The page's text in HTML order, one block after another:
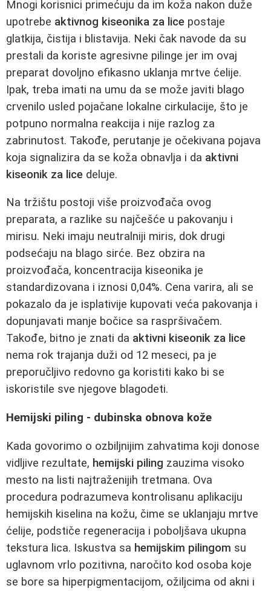
Mnogi korisnici primećuju da im koža nakon duže
upotrebe aktivnog kiseonika za lice postaje
glatkija, čistija i blistavija. Neki čak navode da su
prestali da koriste agresivne pilinge jer im ovaj
preparat dovoljno efikasno uklanja mrtve ćelije.
Ipak, treba imati na umu da se može javiti blago
crvenilo usled pojačane lokalne cirkulacije, što je
potpuno normalna reakcija i nije razlog za
zabrinutost. Takođe, perutanje je očekivana pojava
koja signalizira da se koža obnavlja i da aktivni
kiseonik za lice deluje.
Na tržištu postoji više proizvođača ovog
preparata, a razlike su najčešće u pakovanju i
mirisu. Neki imaju neutralniji miris, dok drugi
podsećaju na blago sirće. Bez obzira na
proizvođača, koncentracija kiseonika je
standardizovana i iznosi 0,04%. Cena varira, ali se
pokazalo da je isplativije kupovati veća pakovanja i
dopunjavati manje bočice sa raspršivačem.
Takođe, bitno je znati da aktivni kiseonik za lice
nema rok trajanja duži od 12 meseci, pa je
preporučljivo redovno ga koristiti kako bi se
iskoristile sve njegove blagodeti.
Hemijski piling - dubinska obnova kože
Kada govorimo o ozbiljnijim zahvatima koji donose
vidljive rezultate, hemijski piling zauzima visoko
mesto na listi najtraženijih tretmana. Ova
procedura podrazumeva kontrolisanu aplikaciju
hemijskih kiselina na kožu, čime se uklanjaju mrtve
ćelije, podstiče regeneracija i poboljšava ukupna
tekstura lica. Iskustva sa hemijskim pilingom su
uglavnom vrlo pozitivna, naročito kod osoba koje
se bore sa hiperpigmentacijom, ožiljcima od akni i